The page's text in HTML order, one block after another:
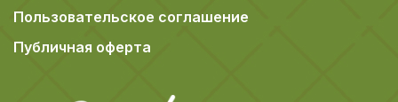
Пользовательское соглашение
Публичная оферта